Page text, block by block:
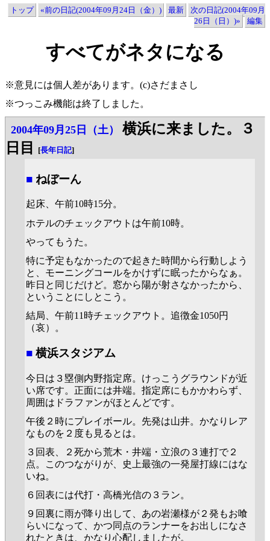
トップ «前の日記(2004年09月24日（金）) 最新
次の日記(2004年09月
26日（日）)»
編集
すべてがネタになる
※意見には個人差があります。(c)さだまさし
※つっこみ機能は終了しました。
2004年09月25日（土）
横浜に来ました。３
日目
[長年日記]
■ ねぼーん
起床、午前10時15分。
ホテルのチェックアウトは午前10時。
やってもうた。
特に予定もなかったので起きた時間から行動しよう
と、モーニングコールをかけずに眠ったからなぁ。
昨日と同じだけど。窓から陽が射さなかったから、
ということにしとこう。
結局、午前11時チェックアウト。追徴金1050円
（哀）。
■ 横浜スタジアム
今日は３塁側内野指定席。けっこうグラウンドが近
い席です。正面には井端。指定席にもかかわらず、
周囲はドラファンがほとんどです。
午後２時にプレイボール。先発は山井。かなりレア
なものを２度も見るとは。
３回表、２死から荒木・井端・立浪の３連打で２
点。このつながりが、史上最強の一発屋打線にはな
いね。
６回表には代打・高橋光信の３ラン。
９回裏に雨が降り出して、あの岩瀬様が２発もお喰
らいになって、かつ同点のランナーをお出しになさ
れたときは、かなり心配しましたが。